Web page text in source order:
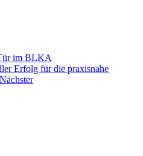
im BLKA
Erfolg für die praxisnahe
Nächster